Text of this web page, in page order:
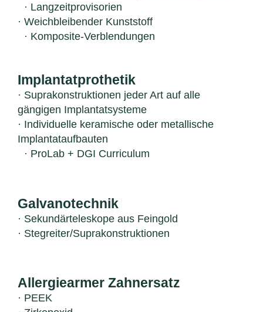
· Langzeitprovisorien
· Weichbleibender Kunststoff
· Komposite-Verblendungen
Implantatprothetik
· Suprakonstruktionen jeder Art auf alle
gängigen Implantatsysteme
· Individuelle keramische oder metallische
Implantataufbauten
· ProLab + DGI Curriculum
Galvanotechnik
· Sekundärteleskope aus Feingold
· Stegreiter/Suprakonstruktionen
Allergiearmer Zahnersatz
· PEEK